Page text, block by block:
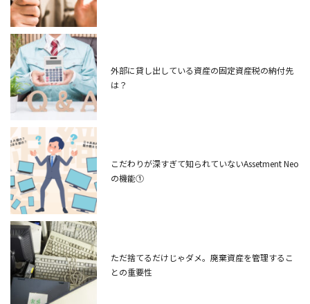
外部に貸し出している資産の固定資産税の納付先
は？
こだわりが深すぎて知られていないAssetment Neo
の機能①
ただ捨てるだけじゃダメ。廃棄資産を管理するこ
との重要性